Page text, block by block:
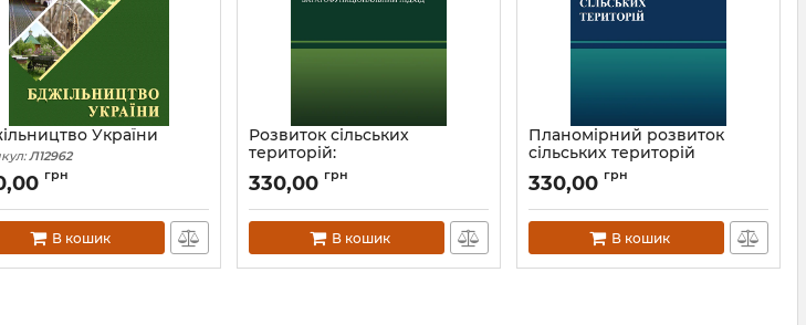
України
Л12962
грн
В кошик
Розвиток сільських
територій:
багатофункціональний
підхід
Артикул: Л12573
330,00 грн
В кошик
Планомірний розвиток
сільських територій
Артикул: Л12572
330,00 грн
В кошик